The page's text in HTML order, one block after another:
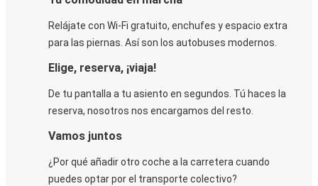
Relájate con Wi-Fi gratuito, enchufes y espacio extra
para las piernas. Así son los autobuses modernos.
Elige, reserva, ¡viaja!
De tu pantalla a tu asiento en segundos. Tú haces la
reserva, nosotros nos encargamos del resto.
Vamos juntos
¿Por qué añadir otro coche a la carretera cuando
puedes optar por el transporte colectivo?